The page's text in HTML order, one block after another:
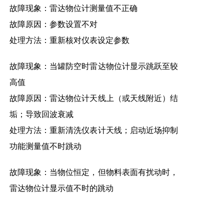
故障现象：雷达物位计测量值不正确
故障原因：参数设置不对
处理方法：重新核对仪表设定参数
故障现象：当罐防空时雷达物位计显示跳跃至较
高值
故障原因：雷达物位计天线上（或天线附近）结
垢；导致回波衰减
处理方法：重新清洗仪表计天线；启动近场抑制
功能测量值不时跳动
故障现象：当物位恒定，但物料表面有扰动时，
雷达物位计显示值不时的跳动